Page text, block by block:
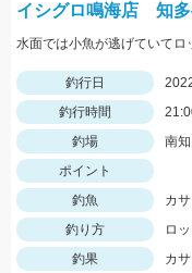
イシグロ鳴海店 知多
水面では小魚が逃げていてロ
釣行日
釣行時間
釣場
南
ポイント
釣魚
カ
釣り方
ロ
釣果
カ